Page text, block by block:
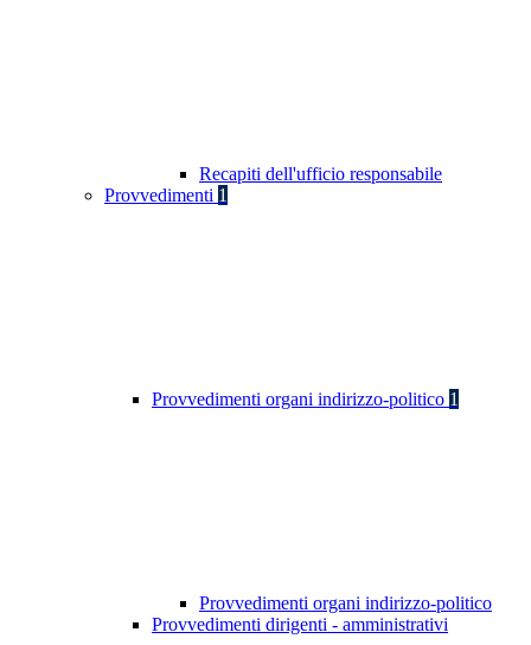
Recapiti dell'ufficio responsabile
Provvedimenti 1
Provvedimenti organi indirizzo-politico 1
Provvedimenti organi indirizzo-politico
Provvedimenti dirigenti - amministrativi